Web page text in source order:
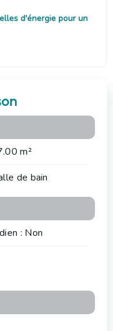
d'énergie pour un
m²
de bain
: Non